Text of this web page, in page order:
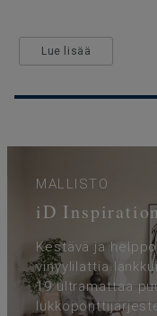
Lue lisää
MALLISTO
iD
Kestävä ja
vinyylilattia
19 ultramattaa